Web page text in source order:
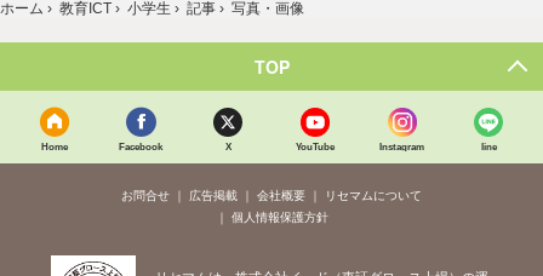
ホーム › 教育ICT › 小学生 › 記事 › 写真・画像
TOP
Home Facebook X YouTube Instagram line
お問合せ 広告掲載 会社概要
リセマムについて
個人情報保護方針